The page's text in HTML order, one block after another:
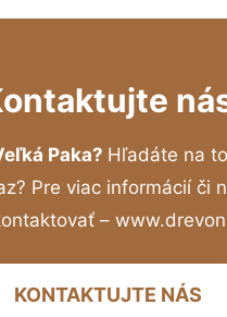
Paka? Hľadáte na
Pre viac informácií či
–
KONTAKTUJTE NÁS